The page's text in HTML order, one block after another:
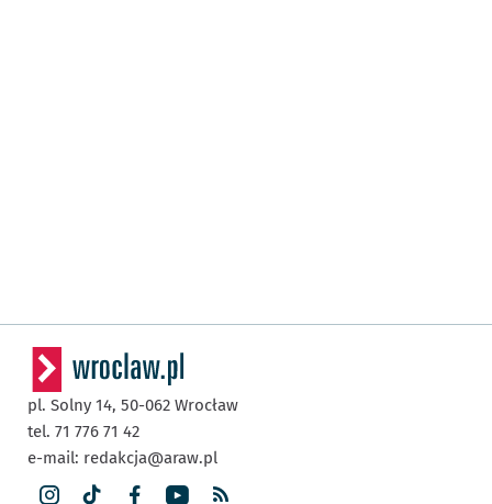
pl. Solny 14, 50-062 Wrocław
tel. 71 776 71 42
e-mail: redakcja@araw.pl